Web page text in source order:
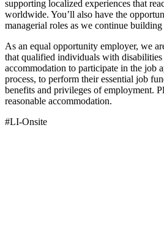
supporting localized experiences that
worldwide. You’ll also have the
managerial roles as we continue
As an equal opportunity employer, we
that qualified individuals with disabilities
accommodation to participate in the job
process, to perform their essential job
benefits and privileges of employment.
reasonable accommodation.
#LI-Onsite